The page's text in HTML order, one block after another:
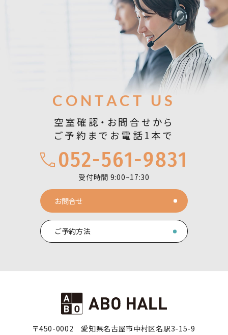
お問合せ
CONTACT US
空室確認・お問合せから
ご予約までお電話1本で
052-561-9831
受付時間 9:00~17:30
お問合せ
ご予約方法
〒450-0002
愛知県名古屋市中村区名駅3-15-9